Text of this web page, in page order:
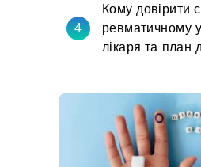
Кому довірити
ревматичному
лікаря та план